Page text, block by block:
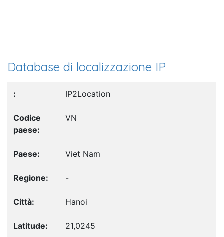
Database di localizzazione IP
IP2Location
VN
Viet Nam
-
Hanoi
21,0245